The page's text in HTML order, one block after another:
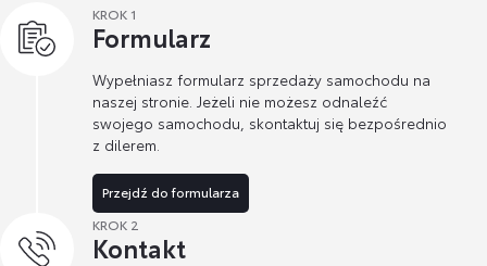
KROK 1
Formularz
Wypełniasz formularz sprzedaży samochodu na
naszej stronie. Jeżeli nie możesz odnaleźć
swojego samochodu, skontaktuj się bezpośrednio
z dilerem.
Przejdź do formularza
KROK 2
Kontakt